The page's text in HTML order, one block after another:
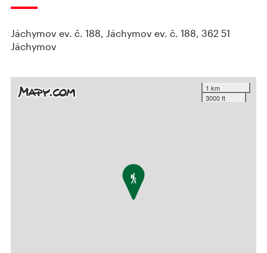
Jáchymov ev. č. 188, Jáchymov ev. č. 188, 362 51
Jáchymov
1 km
3000 ft